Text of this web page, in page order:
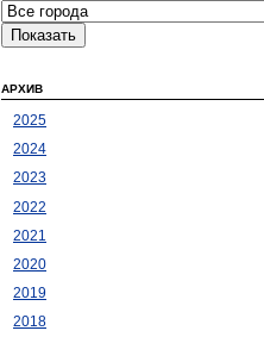
АРХИВ
2025
2024
2023
2022
2021
2020
2019
2018